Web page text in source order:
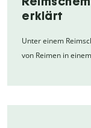
erklärt
Unter einem
von Reimen in